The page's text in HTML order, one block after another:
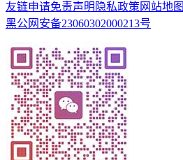
友链申请免责声明 隐私政策 网站地图
黑公网安备23060302000213号